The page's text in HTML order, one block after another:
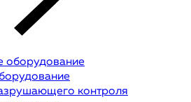
оборудование
контроля